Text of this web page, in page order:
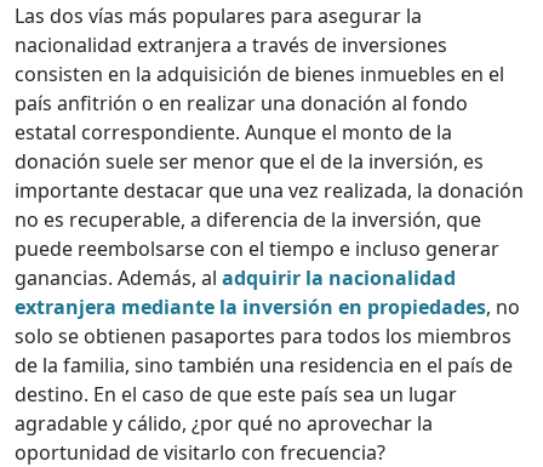
Las dos vías más populares para asegurar la
nacionalidad extranjera a través de inversiones
consisten en la adquisición de bienes inmuebles en el
país anfitrión o en realizar una donación al fondo
estatal correspondiente. Aunque el monto de la
donación suele ser menor que el de la inversión, es
importante destacar que una vez realizada, la donación
no es recuperable, a diferencia de la inversión, que
puede reembolsarse con el tiempo e incluso generar
ganancias. Además, al adquirir la nacionalidad
extranjera mediante la inversión en propiedades, no
solo se obtienen pasaportes para todos los miembros
de la familia, sino también una residencia en el país de
destino. En el caso de que este país sea un lugar
agradable y cálido, ¿por qué no aprovechar la
oportunidad de visitarlo con frecuencia?